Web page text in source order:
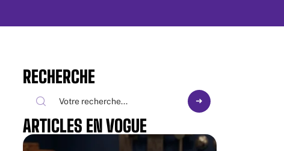
RECHERCHE
ARTICLES EN VOGUE